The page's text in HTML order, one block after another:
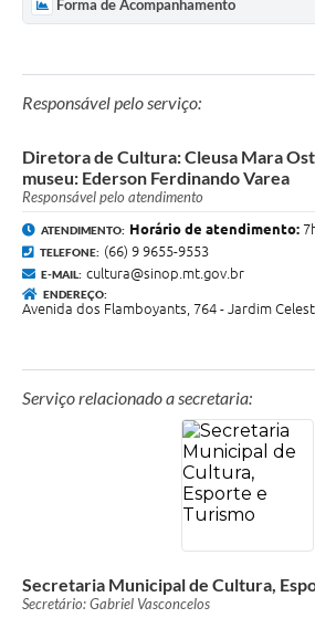
Forma de Acompanhamento
Responsável pelo serviço:
Diretora de Cultura: Cleusa Mara
museu: Ederson Ferdinando Varea
Responsável pelo atendimento
ATENDIMENTO: Horário de atendimento:
TELEFONE: (66) 9 9655-9553
E-MAIL: cultura@sinop.mt.gov.br
ENDEREÇO:
Avenida dos Flamboyants, 764 - Jardim
Serviço relacionado a secretaria:
Secretaria Municipal de Cultura,
Secretário: Gabriel Vasconcelos